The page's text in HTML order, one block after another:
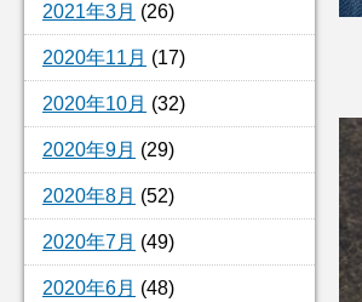
2021年3月 (26)
2020年11月 (17)
2020年10月 (32)
2020年9月 (29)
2020年8月 (52)
2020年7月 (49)
2020年6月 (48)